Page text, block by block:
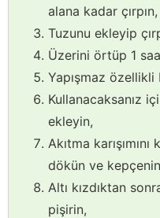
alana kadar çırpın,
Tuzunu ekleyip
Üzerini örtüp 1
Yapışmaz özellikli
Kullanacaksanız
ekleyin,
Akıtma
dökün ve kepçenin
Altı kızdıktan
pişirin,